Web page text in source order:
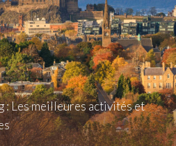
: Les meilleures activités et